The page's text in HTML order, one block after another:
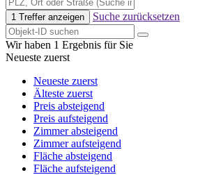
1 Treffer anzeigen Suche zurücksetzen
Wir haben 1 Ergebnis für Sie
Neueste zuerst
Neueste zuerst
Älteste zuerst
Preis absteigend
Preis aufsteigend
Zimmer absteigend
Zimmer aufsteigend
Fläche absteigend
Fläche aufsteigend